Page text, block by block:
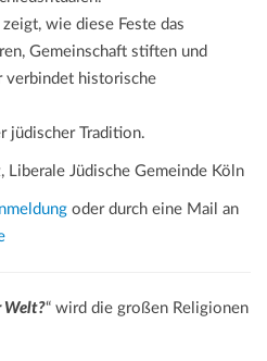
zeigt, wie diese Feste das
Gemeinschaft stiften und
verbindet historische
jüdischer Tradition.
Liberale Jüdische Gemeinde Köln
oder durch eine Mail an
Welt?“ wird die großen Religionen